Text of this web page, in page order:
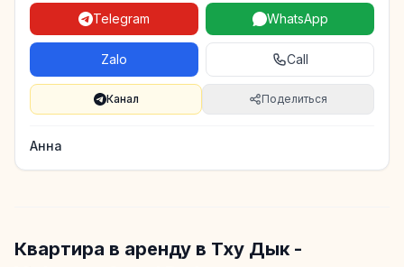
Telegram WhatsApp
Zalo Call
Канал Поделиться
Анна
Квартира в аренду в Тху Дык -